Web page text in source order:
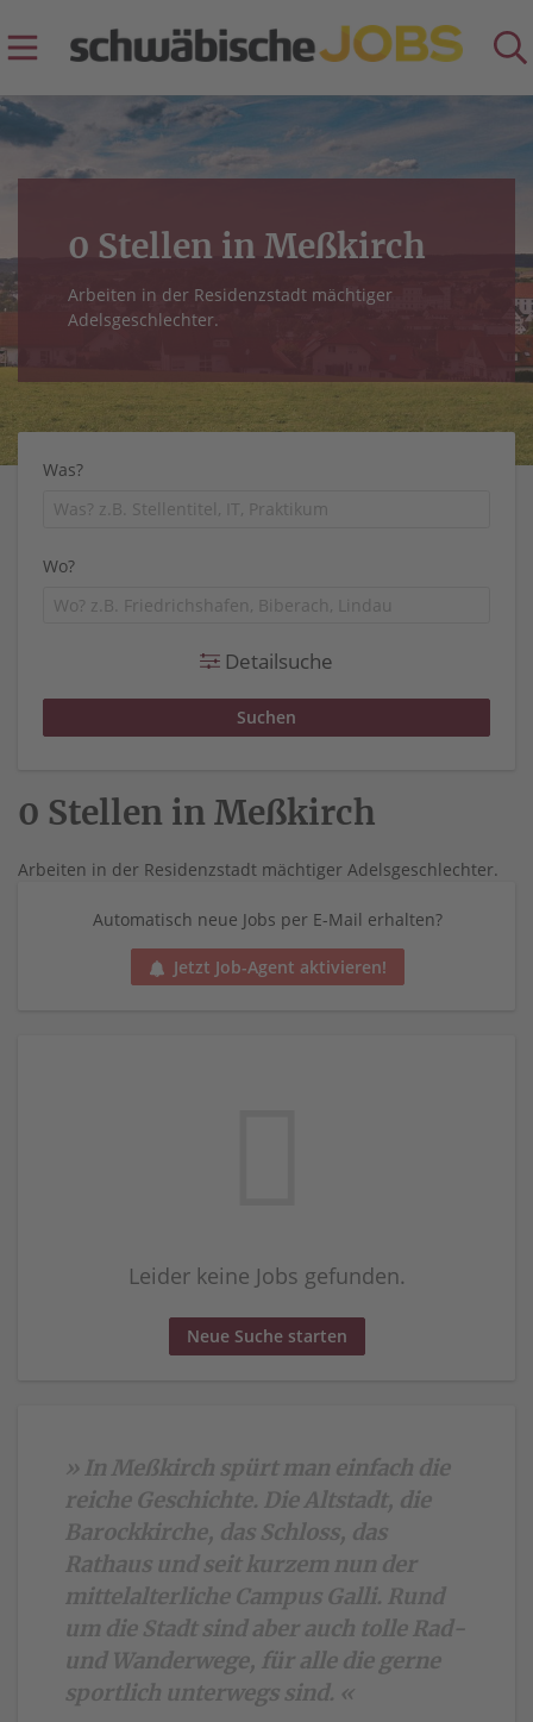
0 Stellen in Meßkirch
Arbeiten in der Residenzstadt mächtiger
Adelsgeschlechter.
Was?
Wo?
Detailsuche
0 Stellen in Meßkirch
Arbeiten in der Residenzstadt mächtiger Adelsgeschlechter.
Automatisch neue Jobs per E-Mail erhalten?
Jetzt Job-Agent aktivieren!
Leider keine Jobs gefunden.
Neue Suche starten
» In Meßkirch spürt man einfach die
reiche Geschichte. Die Altstadt, die
Barockkirche, das Schloss, das
Rathaus und seit kurzem nun der
mittelalterliche Campus Galli. Rund
um die Stadt sind aber auch tolle Rad-
und Wanderwege, für alle die gerne
sportlich unterwegs sind. «